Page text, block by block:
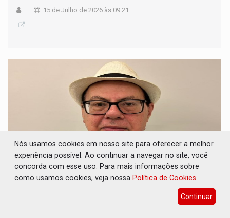
15 de Julho de 2026 às 09:21
O APEDREJAMENTO: Apedrejar
governadores em fim de mandato é tradição
Nós usamos cookies em nosso site para oferecer a melhor
experiência possível. Ao continuar a navegar no site, você
concorda com esse uso. Para mais informações sobre
como usamos cookies, veja nossa Política de Cookies
Continuar